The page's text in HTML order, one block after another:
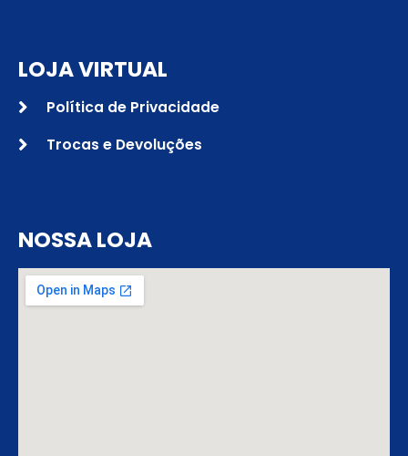
LOJA VIRTUAL
Política de Privacidade
Trocas e Devoluções
NOSSA LOJA